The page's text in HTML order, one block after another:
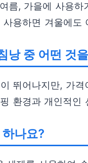
름, 가을에 사용
용하면 겨울에
낭 중 어떤 것
뛰어나지만, 가
환경과 개인적
나요?